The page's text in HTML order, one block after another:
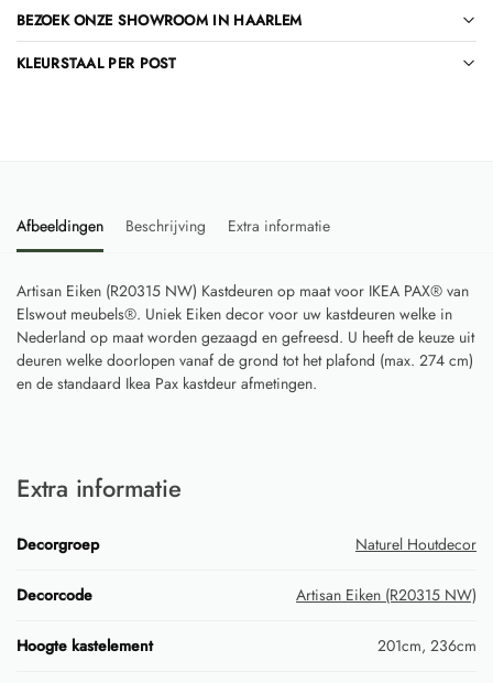
BEZOEK ONZE SHOWROOM IN HAARLEM
KLEURSTAAL PER POST
Afbeeldingen Beschrijving Extra informatie
Artisan Eiken (R20315 NW) Kastdeuren op maat voor IKEA PAX® van
Elswout meubels®. Uniek Eiken decor voor uw kastdeuren welke in
Nederland op maat worden gezaagd en gefreesd. U heeft de keuze uit
deuren welke doorlopen vanaf de grond tot het plafond (max. 274 cm)
en de standaard Ikea Pax kastdeur afmetingen.
Extra informatie
Decorgroep Naturel Houtdecor
Decorcode Artisan Eiken (R20315 NW)
Hoogte kastelement 201cm, 236cm